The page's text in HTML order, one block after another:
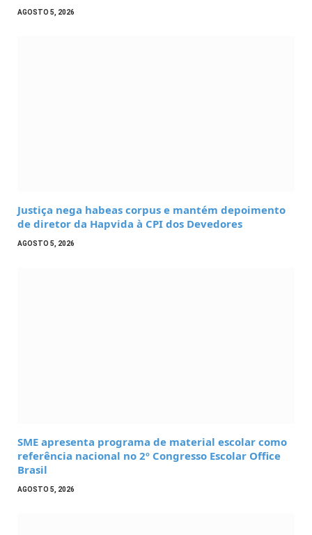
AGOSTO 5, 2026
Justiça nega habeas corpus e mantém depoimento
de diretor da Hapvida à CPI dos Devedores
AGOSTO 5, 2026
SME apresenta programa de material escolar como
referência nacional no 2º Congresso Escolar Office
Brasil
AGOSTO 5, 2026